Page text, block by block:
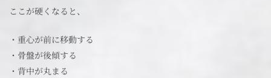
ここが硬くなると、
・重心が前に移動する
・骨盤が後傾する
・背中が丸まる